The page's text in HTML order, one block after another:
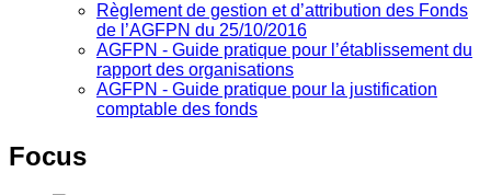
Règlement de gestion et d’attribution des Fonds
de l’AGFPN du 25/10/2016
AGFPN ‐ Guide pratique pour l’établissement du
rapport des organisations
AGFPN ‐ Guide pratique pour la justification
comptable des fonds
Focus